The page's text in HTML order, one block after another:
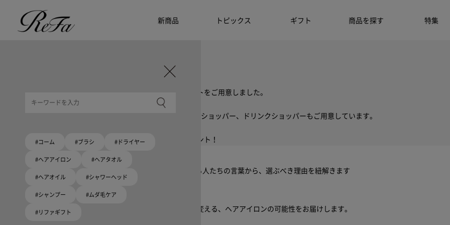
新商品 トピックス ギフト 商品を探す 特集
ReFa商品をご紹介します。プレゼント選びの参考に。
限定ラッピングバック・ショッパーまたはギフトスリーブセットをご用意しました。
大切な人への贈り物にリファオリジナルショッパー
リファロゴが入った、白色のショッパーを6サイズ、ピンク色のショッパー、ドリンクショッパーもご用意しています。
期間限定で対象商品のご購入でオリジナルショッパーをプレゼント！
Because ReFa | 上質な美しさを、妥協しない人へ
高機能ドライヤー Xモデルに宿る美学。上質な美しさを追求する人たちの言葉から、選ぶべき理由を紐解きます
いい髪めざす、大人たちへ。
髪がきれいって嬉しい。「でもヘアケアは大変」という概念を変える、ヘアアイロンの可能性をお届けします。
#コーム #ブラシ #ドライヤー
#ヘアアイロン #ヘアタオル
#ヘアオイル #シャワーヘッド
#シャンプー #ムダ毛ケア
#リファギフト 保証期間は5年間